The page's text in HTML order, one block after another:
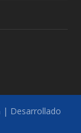
| Desarrollado